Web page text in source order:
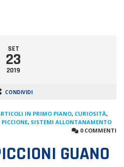
SET
23
2019
CONDIVIDI
IN PRIMO PIANO, CURIOSITÀ,
, SISTEMI ALLONTANAMENTO
0 COMMENTI
GUANO